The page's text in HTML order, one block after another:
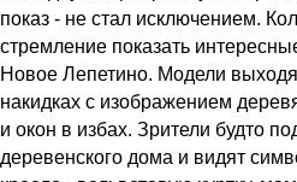
показ - не стал исключением.
стремление показать
Новое Лепетино. Модели
накидках с изображением
и окон в избах. Зрители будто
деревенского дома и видят